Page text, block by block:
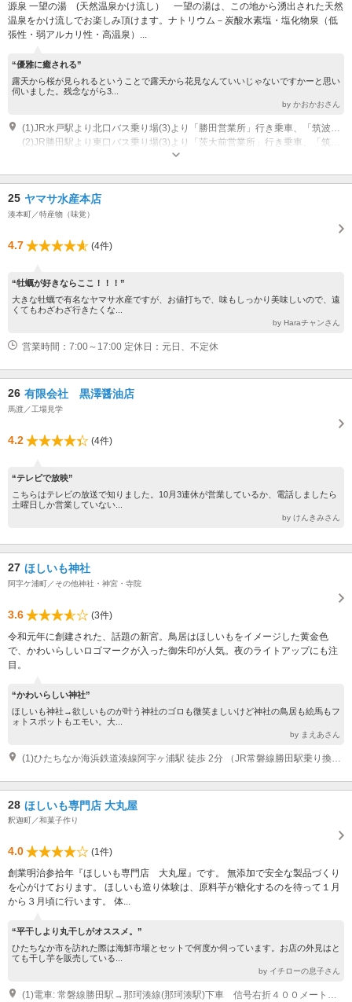
源泉 一望の湯 (天然温泉かけ流し） 一望の湯は、この地から湧出された天然
温泉をかけ流しでお楽しみ頂けます。ナトリウム－炭酸水素塩・塩化物泉（低
張性・弱アルカリ性・高温泉）...
“優雅に癒される”
露天から桜が見られるということで露天から花見なんていいじゃないですかーと思い
伺いました。残念ながら3...
by かおかおさん
(1)JR水戸駅より北口バス乗り場(3)より「勝田営業所」行き乗車、「筑波台」停留所より徒歩約5分
営業時間：8:00～23:00(最終受付 22時) 休館日：年中無休※メンテナンスの
25 ヤマサ水産本店
湊本町／特産物（味覚）
4.7 (4件)
“牡蠣が好きならここ！！！”
大きな牡蠣で有名なヤマサ水産ですが、お値打ちで、味もしっかり美味しいので、遠
くてもわざわざ行きたくな...
by Haraチャンさん
営業時間：7:00～17:00 定休日：元日、不定休
26 有限会社 黒澤醤油店
馬渡／工場見学
4.2 (4件)
“テレビで放映”
こちらはテレビの放送で知りました。10月3連休が営業しているか、電話しましたら
土曜日しか営業していない...
by けんきみさん
27 ほしいも神社
阿字ケ浦町／その他神社・神宮・寺院
3.6
(3件)
令和元年に創建された、話題の新宮。鳥居はほしいもをイメージした黄金色
で、かわいらしいロゴマークが入った御朱印が人気。夜のライトアップにも注
目。
“かわいらしい神社”
ほしいも神社→欲しいものが叶う神社のゴロも微笑ましいけど神社の鳥居も絵馬もフ
ォトスポットもエモい。大...
by まえあさん
28 ほしいも専門店 大丸屋
釈迦町／和菓子作り
4.0
(1件)
創業明治参拾年『ほしいも専門店 大丸屋』です。 無添加で安全な製品づくり
を心がけております。 ほしいも造り体験は、原料芋が糖化するのを待って１月
から３月頃に行います。 体...
“平干しより丸干しがオススメ。”
ひたちなか市を訪れた際は海鮮市場とセットで何度か伺っています。お店の外見はと
ても干し芋を販売している...
by イチローの息子さん
(1)電車: 常磐線勝田駅→那珂湊線(那珂湊駅)下車 信号右折４００メートル 右側に店舗 お車: 高速道路ひたちなかインター又は、大洗インターより那珂湊お魚市場に向かう途中左側になります。酒のやまやと当店の間より駐車場入り口があります。